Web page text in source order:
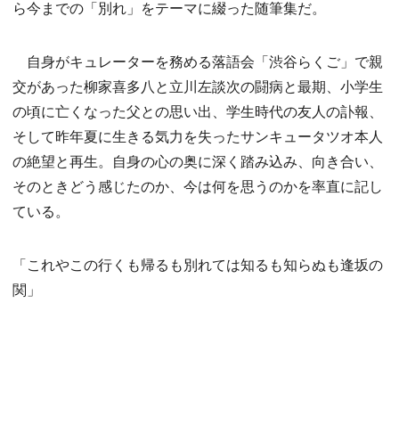
ら今までの「別れ」をテーマに綴った随筆集だ。
自身がキュレーターを務める落語会「渋谷らくご」で親
交があった柳家喜多八と立川左談次の闘病と最期、小学生
の頃に亡くなった父との思い出、学生時代の友人の訃報、
そして昨年夏に生きる気力を失ったサンキュータツオ本人
の絶望と再生。自身の心の奥に深く踏み込み、向き合い、
そのときどう感じたのか、今は何を思うのかを率直に記し
ている。
「これやこの行くも帰るも別れては知るも知らぬも逢坂の
関」